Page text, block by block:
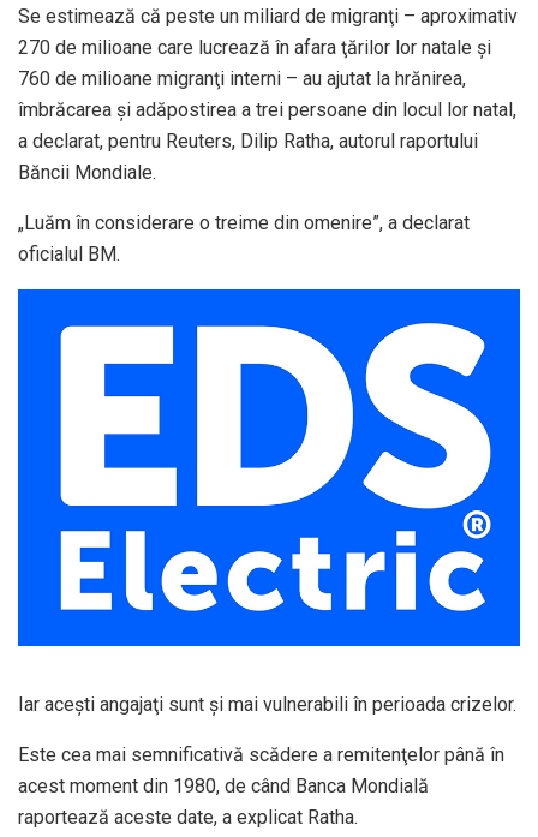
Se estimează că peste un miliard de migranţi – aproximativ
270 de milioane care lucrează în afara ţărilor lor natale şi
760 de milioane migranţi interni – au ajutat la hrănirea,
îmbrăcarea şi adăpostirea a trei persoane din locul lor natal,
a declarat, pentru Reuters, Dilip Ratha, autorul raportului
Băncii Mondiale.
„Luăm în considerare o treime din omenire”, a declarat
oficialul BM.
Iar aceşti angajaţi sunt şi mai vulnerabili în perioada crizelor.
Este cea mai semnificativă scădere a remitenţelor până în
acest moment din 1980, de când Banca Mondială
raportează aceste date, a explicat Ratha.